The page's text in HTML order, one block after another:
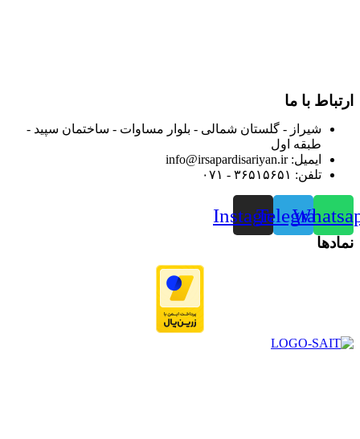
ارتباط با ما
شیراز - گلستان شمالی - بلوار مساوات - ساختمان سپید -
طبقه اول
ایمیل: info@irsapardisariyan.ir
تلفن: ۳۶۵۱۵۶۵۱ - ۰۷۱
Telegram
Instagram
نمادها